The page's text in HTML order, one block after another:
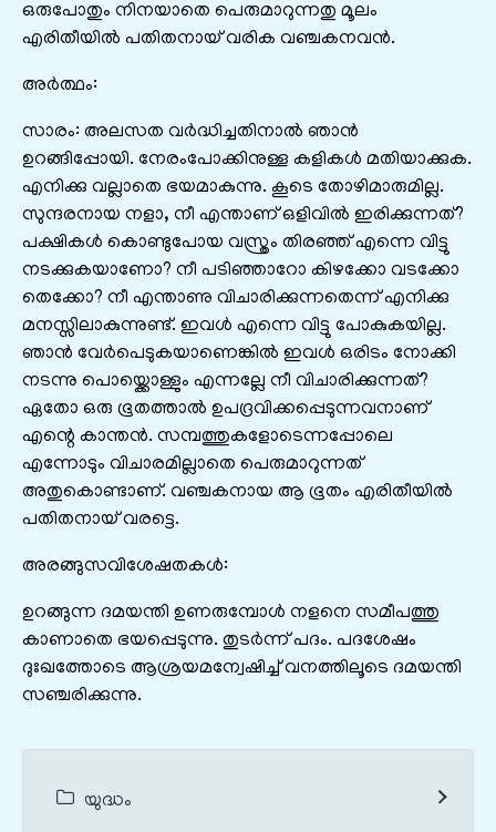
ഒരുപോതും നിനയാതെ പെരുമാറുന്നതു മൂലം
എരിതീയിൽ പതിതനായ്‌ വരിക വഞ്ചകനവൻ.
അർത്ഥം:
സാരം: അലസത വർദ്ധിച്ചതിനാൽ ഞാൻ
ഉറങ്ങിപ്പോയി. നേരംപോക്കിനുള്ള കളികൾ മതിയാക്കുക.
എനിക്കു വല്ലാതെ ഭയമാകുന്നു. കൂടെ തോഴിമാരുമില്ല.
സുന്ദരനായ നളാ, നീ എന്താണ്‌ ഒളിവിൽ ഇരിക്കുന്നത്‌?
പക്ഷികൾ കൊണ്ടുപോയ വസ്ത്രം തിരഞ്ഞ്‌ എന്നെ വിട്ടു
നടക്കുകയാണോ? നീ പടിഞ്ഞാറോ കിഴക്കോ വടക്കോ
തെക്കോ? നീ എന്താണു വിചാരിക്കുന്നതെന്ന്‌ എനിക്കു
മനസ്സിലാകുന്നുണ്ട്‌. ഇവൾ എന്നെ വിട്ടു പോകുകയില്ല.
ഞാൻ വേർപെടുകയാണെങ്കിൽ ഇവൾ ഒരിടം നോക്കി
നടന്നു പൊയ്ക്കൊള്ളും എന്നല്ലേ നീ വിചാരിക്കുന്നത്‌?
ഏതോ ഒരു ഭൂതത്താൽ ഉപദ്രവിക്കപ്പെടുന്നവനാണ്‌
എന്റെ കാന്തൻ. സമ്പത്തുകളോടെന്നപ്പോലെ
എന്നോടും വിചാരമില്ലാതെ പെരുമാറുന്നത്‌
അതുകൊണ്ടാണ്‌. വഞ്ചകനായ ആ ഭൂതം എരിതീയിൽ
പതിതനായ്‌ വരട്ടെ.
അരങ്ങുസവിശേഷതകൾ:
ഉറങ്ങുന്ന ദമയന്തി ഉണരുമ്പോൾ നളനെ സമീപത്തു
കാണാതെ ഭയപ്പെടുന്നു. തുടർന്ന്‌ പദം. പദശേഷം
ദുഃഖത്തോടെ ആശ്രയമന്വേഷിച്ച്‌ വനത്തിലൂടെ ദമയന്തി
സഞ്ചരിക്കുന്നു.
യുദ്ധം